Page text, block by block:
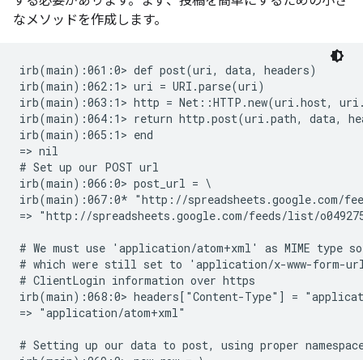
なメソッドを作成します。
irb(main):061:0> def post(uri, data, headers)
irb(main):062:1> uri = URI.parse(uri)
irb(main):063:1> http = Net::HTTP.new(uri.host,
irb(main):064:1> return http.post(uri.path, data,
irb(main):065:1> end
=> nil
# Set up our POST url
irb(main):066:0> post_url = \
irb(main):067:0* "http://spreadsheets.google.com/
=> "http://spreadsheets.google.com/feeds/list/
# We must use 'application/atom+xml' as MIME type
# which were still set to 'application/x-www-form-
# ClientLogin information over https
irb(main):068:0> headers["Content-Type"] =
=> "application/atom+xml"
# Setting up our data to post, using proper